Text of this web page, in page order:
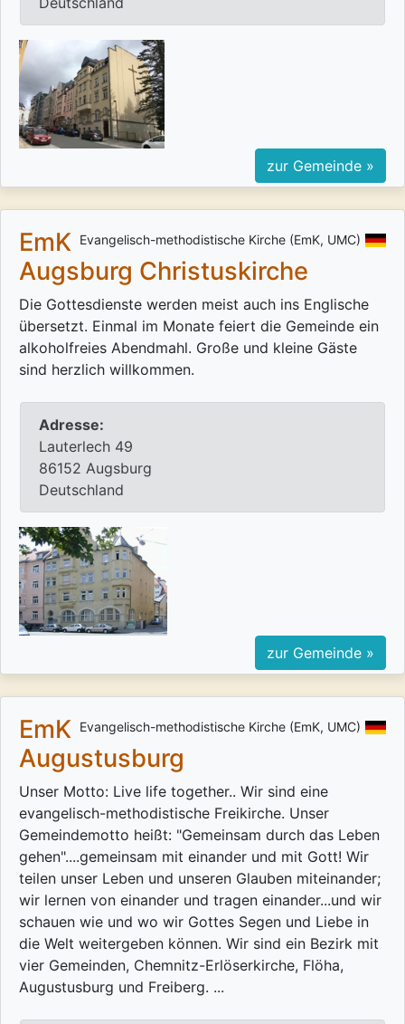
zur Gemeinde »
Evangelisch-methodistische Kirche (EmK, UMC)
EmK
Augsburg Christuskirche
Die Gottesdienste werden meist auch ins Englische
übersetzt. Einmal im Monate feiert die Gemeinde ein
alkoholfreies Abendmahl. Große und kleine Gäste
sind herzlich willkommen.
Adresse:
Lauterlech 49
86152 Augsburg
Deutschland
zur Gemeinde »
Evangelisch-methodistische Kirche (EmK, UMC)
EmK
Augustusburg
Unser Motto: Live life together.. Wir sind eine
evangelisch-methodistische Freikirche. Unser
Gemeindemotto heißt: "Gemeinsam durch das Leben
gehen"....gemeinsam mit einander und mit Gott! Wir
teilen unser Leben und unseren Glauben miteinander;
wir lernen von einander und tragen einander...und wir
schauen wie und wo wir Gottes Segen und Liebe in
die Welt weitergeben können. Wir sind ein Bezirk mit
vier Gemeinden, Chemnitz-Erlöserkirche, Flöha,
Augustusburg und Freiberg. ...